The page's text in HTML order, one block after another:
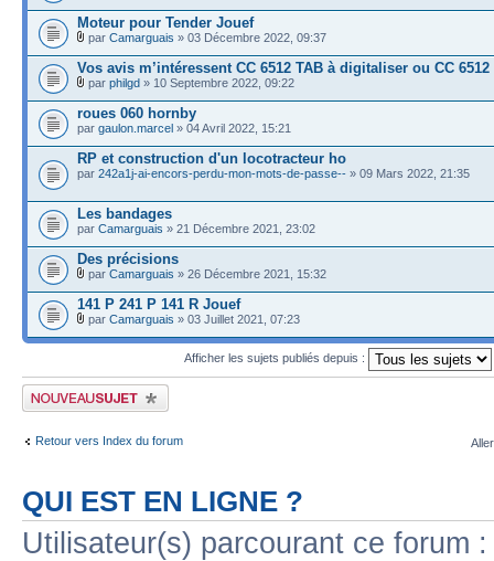
Moteur pour Tender Jouef
par Camarguais » 03 Décembre 2022, 09:37
Vos avis m’intéressent CC 6512 TAB à digitaliser ou CC 6512
par philgd » 10 Septembre 2022, 09:22
roues 060 hornby
par gaulon.marcel » 04 Avril 2022, 15:21
RP et construction d'un locotracteur ho
par 242a1j-ai-encors-perdu-mon-mots-de-passe-- » 09 Mars 2022, 21:35
Les bandages
par Camarguais » 21 Décembre 2021, 23:02
Des précisions
par Camarguais » 26 Décembre 2021, 15:32
141 P 241 P 141 R Jouef
par Camarguais » 03 Juillet 2021, 07:23
Afficher les sujets publiés depuis :
Publier un nouveau sujet
Retour vers Index du forum
QUI EST EN LIGNE ?
Utilisateur(s) parcourant ce forum